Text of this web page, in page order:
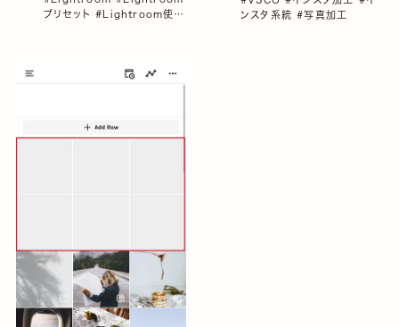
リセットの設定方法も！
プリセット#Lightroom使い
ンスタ系統#写真加工